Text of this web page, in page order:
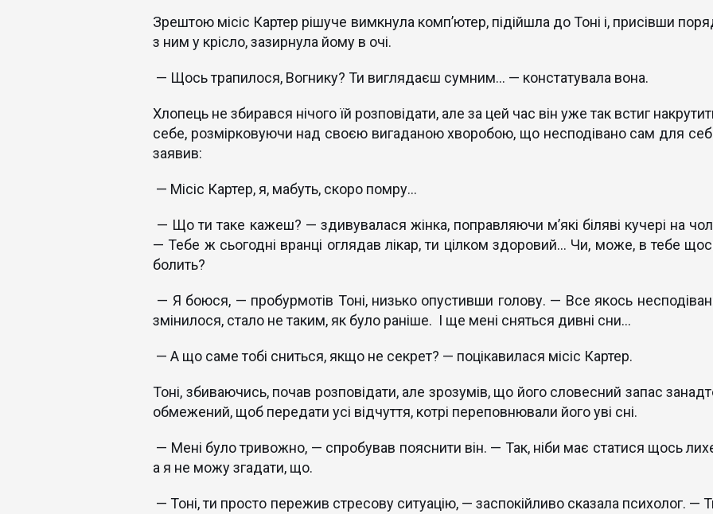
Зрештою місіс Картер рішуче вимкнула комп’ютер, підійшла до Тоні і, присівши
з ним у крісло, зазирнула йому в очі.
— Щось трапилося, Вогнику? Ти виглядаєш сумним... — констатувала вона.
Хлопець не збирався нічого їй розповідати, але за цей час він уже так встиг
себе, розмірковуючи над своєю вигаданою хворобою, що несподівано сам для
заявив:
— Місіс Картер, я, мабуть, скоро помру…
— Що ти таке кажеш? — здивувалася жінка, поправляючи м’які біляві кучері на
— Тебе ж сьогодні вранці оглядав лікар, ти цілком здоровий… Чи, може, в тебе
болить?
— Я боюся, — пробурмотів Тоні, низько опустивши голову. — Все якось
змінилося, стало не таким, як було раніше. І ще мені сняться дивні сни…
— А що саме тобі сниться, якщо не секрет? — поцікавилася місіс Картер.
Тоні, збиваючись, почав розповідати, але зрозумів, що його словесний запас
обмежений, щоб передати усі відчуття, котрі переповнювали його уві сні.
— Мені було тривожно, — спробував пояснити він. — Так, ніби має статися щось
а я не можу згадати, що.
— Тоні, ти просто пережив стресову ситуацію, — заспокійливо сказала психолог. —